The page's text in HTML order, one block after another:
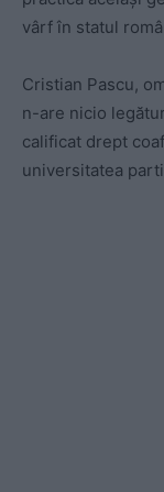
vârf în statul
Cristian Pascu,
n-are nicio
calificat drept
universitatea